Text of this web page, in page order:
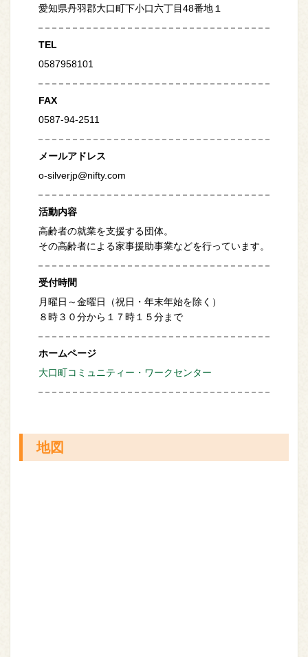
愛知県丹羽郡大口町下小口六丁目48番地１
TEL
0587958101
FAX
0587-94-2511
メールアドレス
o-silverjp@nifty.com
活動内容
高齢者の就業を支援する団体。
その高齢者による家事援助事業などを行っています。
受付時間
月曜日～金曜日（祝日・年末年始を除く）
８時３０分から１７時１５分まで
ホームページ
大口町コミュニティー・ワークセンター
地図